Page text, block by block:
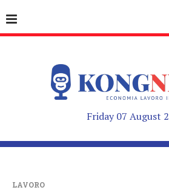
Friday 07 August
LAVORO